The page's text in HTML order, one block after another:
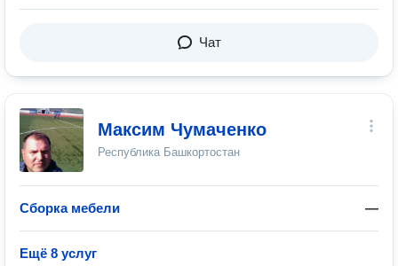
Чат
Максим Чумаченко
Республика Башкортостан
Сборка мебели —
Ещё 8 услуг